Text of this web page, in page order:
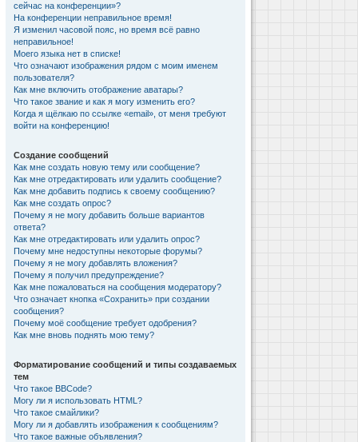
сейчас на конференции»?
На конференции неправильное время!
Я изменил часовой пояс, но время всё равно
неправильное!
Моего языка нет в списке!
Что означают изображения рядом с моим именем
пользователя?
Как мне включить отображение аватары?
Что такое звание и как я могу изменить его?
Когда я щёлкаю по ссылке «email», от меня требуют
войти на конференцию!
Создание сообщений
Как мне создать новую тему или сообщение?
Как мне отредактировать или удалить сообщение?
Как мне добавить подпись к своему сообщению?
Как мне создать опрос?
Почему я не могу добавить больше вариантов
ответа?
Как мне отредактировать или удалить опрос?
Почему мне недоступны некоторые форумы?
Почему я не могу добавлять вложения?
Почему я получил предупреждение?
Как мне пожаловаться на сообщения модератору?
Что означает кнопка «Сохранить» при создании
сообщения?
Почему моё сообщение требует одобрения?
Как мне вновь поднять мою тему?
Форматирование сообщений и типы создаваемых
тем
Что такое BBCode?
Могу ли я использовать HTML?
Что такое смайлики?
Могу ли я добавлять изображения к сообщениям?
Что такое важные объявления?